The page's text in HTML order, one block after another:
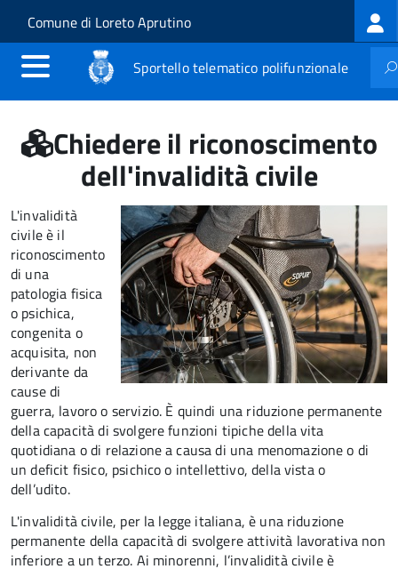
Salta al contenuto principale
Skip to site navigation
Comune di Loreto Aprutino
Sportello telematico polifunzionale
Chiedere il riconoscimento
dell'invalidità civile
L'invalidità
civile è il
riconoscimento
di una
patologia fisica
o psichica,
congenita o
acquisita, non
derivante da
cause di
guerra, lavoro o servizio. È quindi una riduzione permanente
della capacità di svolgere funzioni tipiche della vita
quotidiana o di relazione a causa di una menomazione o di
un deficit fisico, psichico o intellettivo, della vista o
dell’udito.
L'invalidità civile, per la legge italiana, è una riduzione
permanente della capacità di svolgere attività lavorativa non
inferiore a un terzo. Ai minorenni, l’invalidità civile è